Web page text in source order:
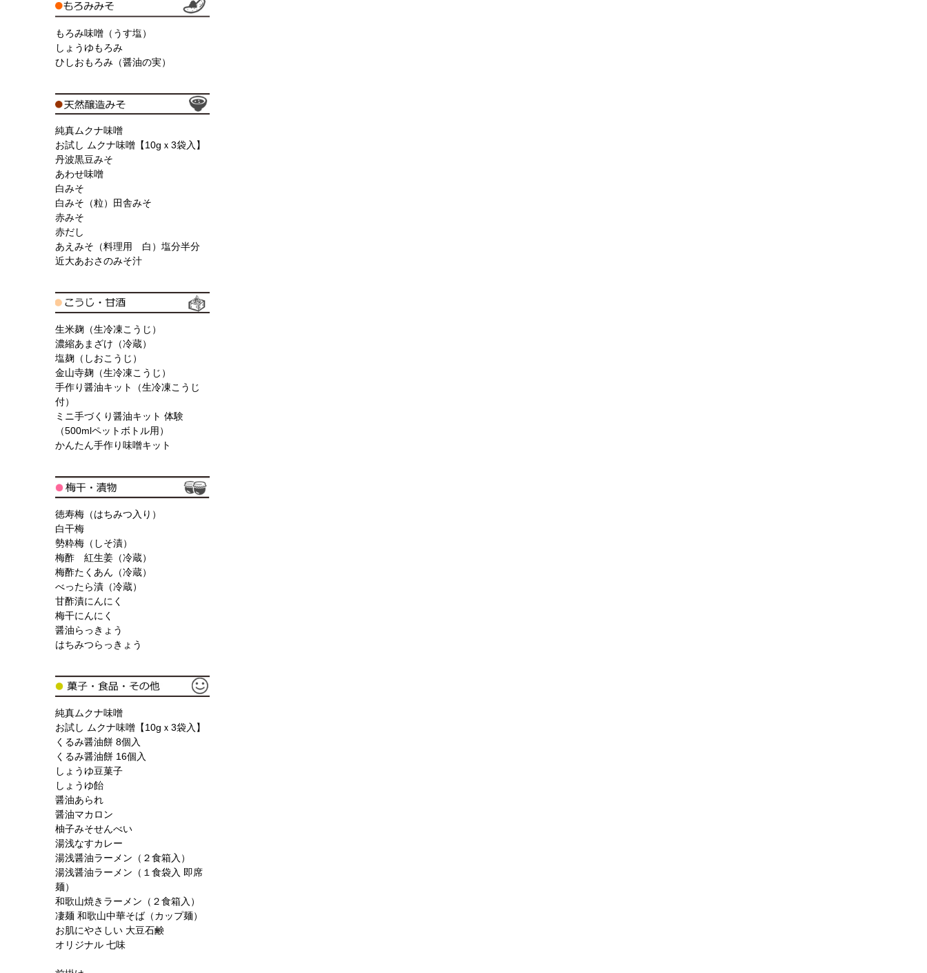
もろみ味噌（うす塩）
しょうゆもろみ
ひしおもろみ（醤油の実）
純真ムクナ味噌
お試し ムクナ味噌【10gｘ3袋入】
丹波黒豆みそ
あわせ味噌
白みそ
白みそ（粒）田舎みそ
赤みそ
赤だし
あえみそ（料理用 白）塩分半分
近大あおさのみそ汁
生米麹（生冷凍こうじ）
濃縮あまざけ（冷蔵）
塩麹（しおこうじ）
金山寺麹（生冷凍こうじ）
手作り醤油キット（生冷凍こうじ
付）
ミニ手づくり醤油キット 体験
（500mlペットボトル用）
かんたん手作り味噌キット
徳寿梅（はちみつ入り）
白干梅
勢粋梅（しそ漬）
梅酢 紅生姜（冷蔵）
梅酢たくあん（冷蔵）
べったら漬（冷蔵）
甘酢漬にんにく
梅干にんにく
醤油らっきょう
はちみつらっきょう
純真ムクナ味噌
お試し ムクナ味噌【10gｘ3袋入】
くるみ醤油餅 8個入
くるみ醤油餅 16個入
しょうゆ豆菓子
しょうゆ飴
醤油あられ
醤油マカロン
柚子みそせんべい
湯浅なすカレー
湯浅醤油ラーメン（２食箱入）
湯浅醤油ラーメン（１食袋入 即席
麺）
和歌山焼きラーメン（２食箱入）
凄麺 和歌山中華そば（カップ麺）
お肌にやさしい 大豆石鹸
オリジナル 七味